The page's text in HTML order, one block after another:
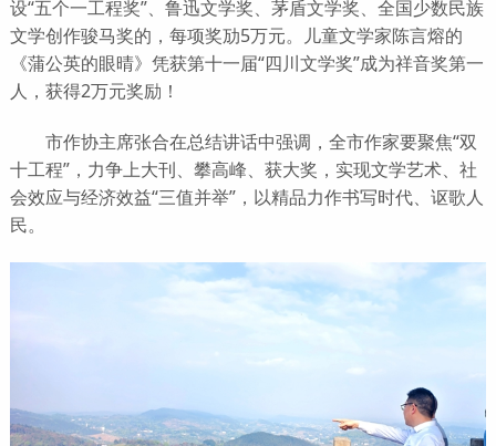
设“五个一工程奖”、鲁迅文学奖、茅盾文学奖、全国少数民族
文学创作骏马奖的，每项奖劢5万元。儿童文学家陈言熔的
《蒲公英的眼晴》凭获第十一届“四川文学奖”成为祥音奖第一
人，获得2万元奖励！
市作协主席张合在总结讲话中强调，全市作家要聚焦“双
十工程”，力争上大刊、攀高峰、获大奖，实现文学艺术、社
会效应与经济效益“三值并举”，以精品力作书写时代、讴歌人
民。